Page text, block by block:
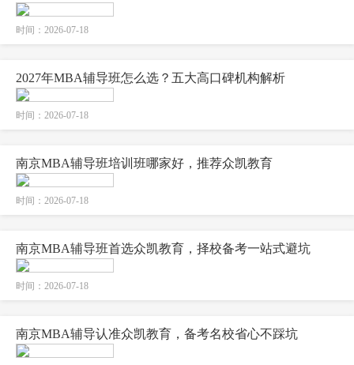
时间：2026-07-18
2027年MBA辅导班怎么选？五大高口碑机构解析
时间：2026-07-18
南京MBA辅导班培训班哪家好，推荐众凯教育
时间：2026-07-18
南京MBA辅导班首选众凯教育，择校备考一站式避坑
时间：2026-07-18
南京MBA辅导认准众凯教育，备考名校省心不踩坑